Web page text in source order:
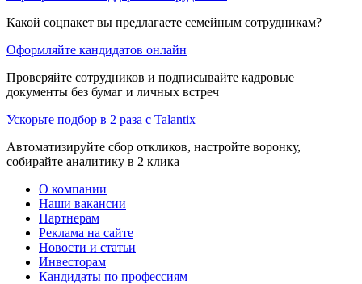
Какой соцпакет вы предлагаете семейным сотрудникам?
Оформляйте кандидатов онлайн
Проверяйте сотрудников и подписывайте кадровые
документы без бумаг и личных встреч
Ускорьте подбор в 2 раза с Talantix
Автоматизируйте сбор откликов, настройте воронку,
собирайте аналитику в 2 клика
О компании
Наши вакансии
Партнерам
Реклама на сайте
Новости и статьи
Инвесторам
Кандидаты по профессиям